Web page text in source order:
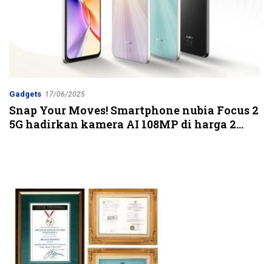
Gadgets 17/06/2025
Snap Your Moves! Smartphone nubia Focus 2
5G hadirkan kamera AI 108MP di harga 2